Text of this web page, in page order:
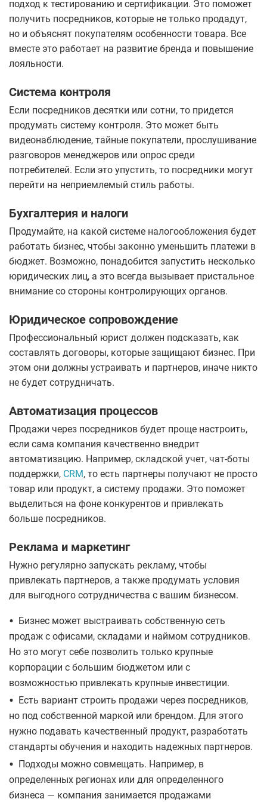
подход к тестированию и сертификации. Это поможет
получить посредников, которые не только продадут,
но и объяснят покупателям особенности товара. Все
вместе это работает на развитие бренда и повышение
лояльности.
Система контроля
Если посредников десятки или сотни, то придется
продумать систему контроля. Это может быть
видеонаблюдение, тайные покупатели, прослушивание
разговоров менеджеров или опрос среди
потребителей. Если это упустить, то посредники могут
перейти на неприемлемый стиль работы.
Бухгалтерия и налоги
Продумайте, на какой системе налогообложения будет
работать бизнес, чтобы законно уменьшить платежи в
бюджет. Возможно, понадобится запустить несколько
юридических лиц, а это всегда вызывает пристальное
внимание со стороны контролирующих органов.
Юридическое сопровождение
Профессиональный юрист должен подсказать, как
составлять договоры, которые защищают бизнес. При
этом они должны устраивать и партнеров, иначе никто
не будет сотрудничать.
Автоматизация процессов
Продажи через посредников будет проще настроить,
если сама компания качественно внедрит
автоматизацию. Например, складской учет, чат-боты
поддержки, CRM, то есть партнеры получают не просто
товар или продукт, а систему продажи. Это поможет
выделиться на фоне конкурентов и привлекать
больше посредников.
Реклама и маркетинг
Нужно регулярно запускать рекламу, чтобы
привлекать партнеров, а также продумать условия
для выгодного сотрудничества с вашим бизнесом.
• Бизнес может выстраивать собственную сеть
продаж с офисами, складами и наймом сотрудников.
Но это могут себе позволить только крупные
корпорации с большим бюджетом или с
возможностью привлекать крупные инвестиции.
• Есть вариант строить продажи через посредников,
но под собственной маркой или брендом. Для этого
нужно подавать качественный продукт, разработать
стандарты обучения и находить надежных партнеров.
•
Подходы можно совмещать. Например, в
определенных регионах или для определенного
бизнеса — компания занимается продажами